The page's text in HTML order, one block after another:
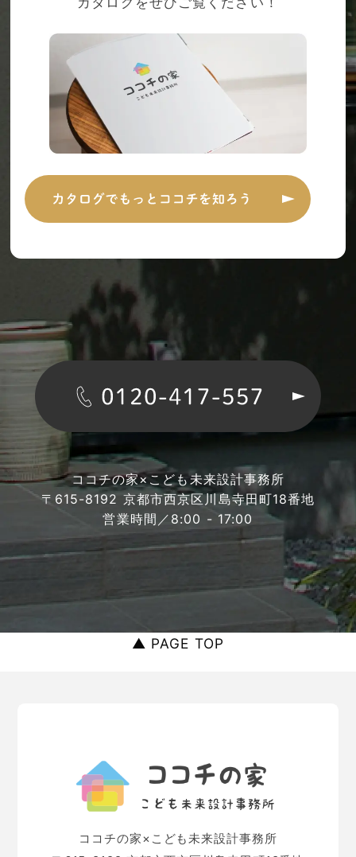
ココチの家×こども未来設計事務所
〒615-8192 京都市西京区川島寺田町18番地
営業時間／8:00 - 17:00
▲ PAGE TOP
ココチの家×こども未来設計事務所